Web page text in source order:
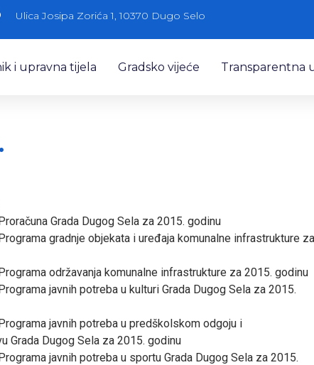
Ulica Josipa Zorića 1, 10370 Dugo Selo
i upravna tijela Gradsko vijeće Transparentna
Grada Dugog Sela za 2015. godinu
gradnje objekata i uređaja komunalne infrastrukture za
održavanja komunalne infrastrukture za 2015. godinu
javnih potreba u kulturi Grada Dugog Sela za 2015.
javnih potreba u predškolskom odgoju i
Grada Dugog Sela za 2015. godinu
javnih potreba u sportu Grada Dugog Sela za 2015.